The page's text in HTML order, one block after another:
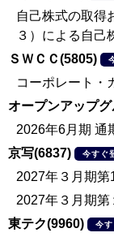
自己株式の取得
３）による自己
ＳＷＣＣ(5805)
コーポレート・
オープンアップ
2026年6月期 通
京写(6837)
今すぐ
2027年３月期
2027年３月期
東テク(9960)
今